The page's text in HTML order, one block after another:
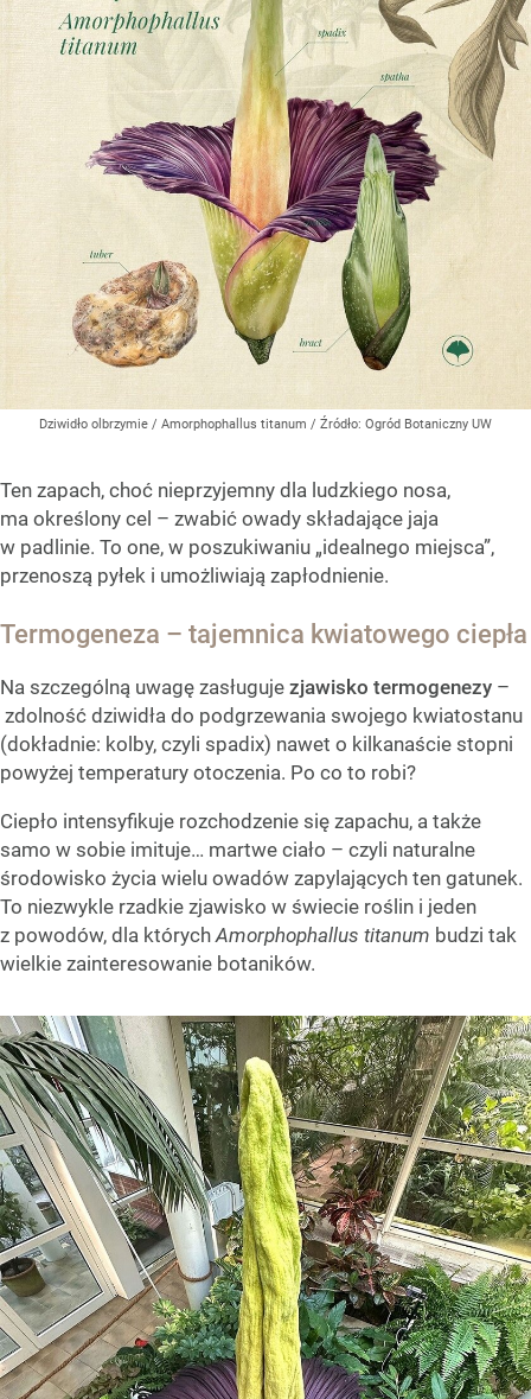
Dziwidło olbrzymie / Amorphophallus titanum / Źródło: Ogród Botaniczny UW
Ten zapach, choć nieprzyjemny dla ludzkiego nosa,
ma określony cel – zwabić owady składające jaja
w padlinie. To one, w poszukiwaniu „idealnego miejsca”,
przenoszą pyłek i umożliwiają zapłodnienie.
Termogeneza – tajemnica kwiatowego ciepła
Na szczególną uwagę zasługuje zjawisko termogenezy –
zdolność dziwidła do podgrzewania swojego kwiatostanu
(dokładnie: kolby, czyli spadix) nawet o kilkanaście stopni
powyżej temperatury otoczenia. Po co to robi?
Ciepło intensyfikuje rozchodzenie się zapachu, a także
samo w sobie imituje… martwe ciało – czyli naturalne
środowisko życia wielu owadów zapylających ten gatunek.
To niezwykle rzadkie zjawisko w świecie roślin i jeden
z powodów, dla których Amorphophallus titanum budzi tak
wielkie zainteresowanie botaników.